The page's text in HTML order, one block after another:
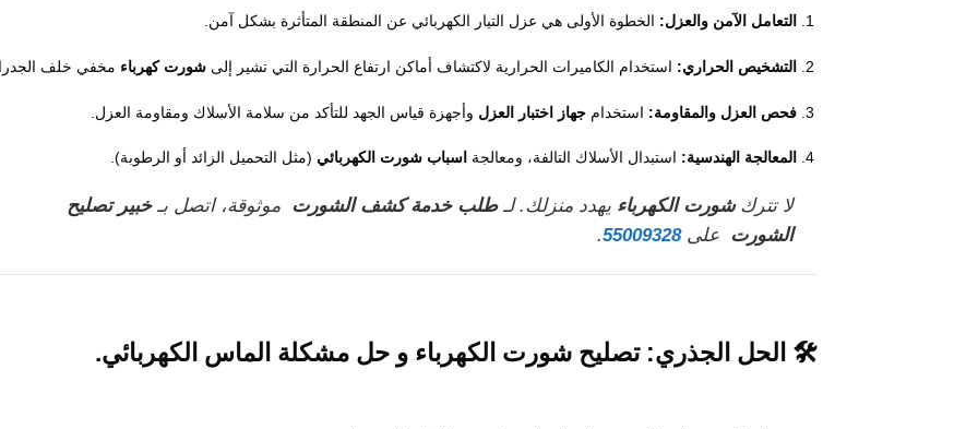
التعامل الآمن والعزل: الخطوة الأولى هي عزل التيار الكهربائي عن المنطقة المتأثرة بشكل آمن.
التشخيص الحراري: استخدام الكاميرات الحرارية لاكتشاف أماكن ارتفاع الحرارة التي تشير إلى شورت كهرباء مخفي خلف
فحص العزل والمقاومة: استخدام جهاز اختبار العزل وأجهزة قياس الجهد للتأكد من سلامة الأسلاك ومقاومة العزل.
المعالجة الهندسية: استبدال الأسلاك التالفة، ومعالجة اسباب شورت الكهربائي (مثل التحميل الزائد أو الرطوبة).
لا تتركشورت الكهرباء يهدد منزلك. لـطلب خدمة كشف الشورت موثوقة، اتصل بـخبير تصليح
الشورت على55009328
.
🛠️ الحل الجذري:تصليح شورت الكهرباء و حل مشكلة الماس الكهربائي.